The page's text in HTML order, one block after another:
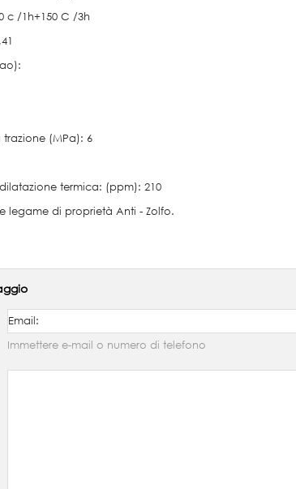
c /1h+150 C /3h
trazione (MPa): 6
termica: (ppm): 210
legame di proprietà Anti - Zolfo.
Immettere e-mail o numero di telefono